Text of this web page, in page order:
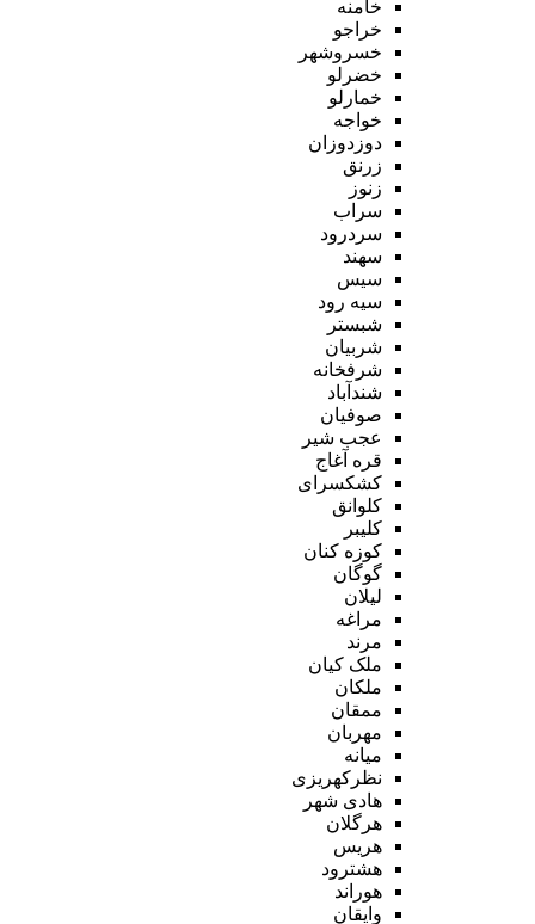
خامنه
خراجو
خسروشهر
خضرلو
خمارلو
خواجه
دوزدوزان
زرنق
زنوز
سراب
سردرود
سهند
سیس
سیه رود
شبستر
شربیان
شرفخانه
شندآباد
صوفیان
عجب شیر
قره آغاج
کشکسرای
کلوانق
کلیبر
کوزه کنان
گوگان
لیلان
مراغه
مرند
ملک کیان
ملکان
ممقان
مهربان
میانه
نظرکهریزی
هادی شهر
هرگلان
هریس
هشترود
هوراند
وایقان